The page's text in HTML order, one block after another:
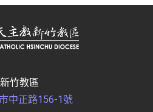
竹教區
中正路156-1號